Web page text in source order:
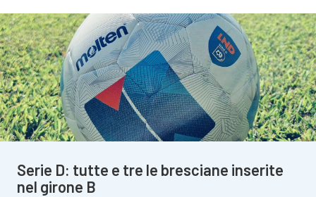
Serie D: tutte e tre le bresciane inserite
nel girone B